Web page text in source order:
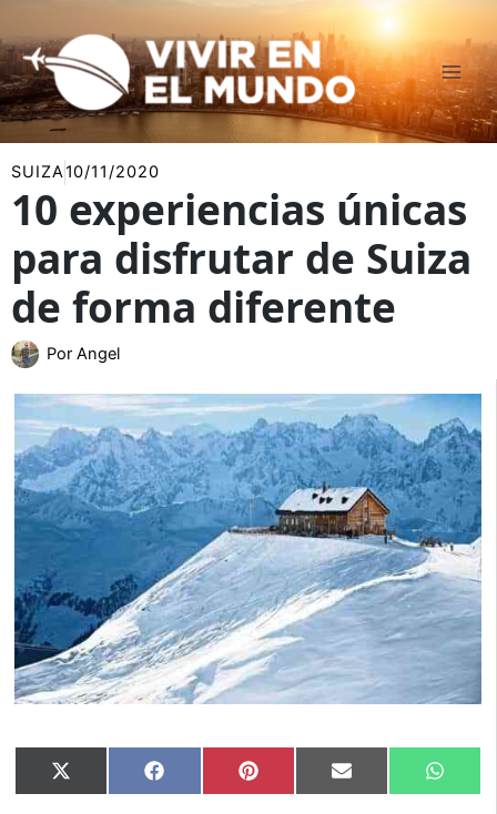
al
contenido
SUIZA10/11/2020
10 experiencias únicas
para disfrutar de Suiza
de forma diferente
Por Angel
Compartir
en
X
(Twitter)
Compartir
en
Facebook Compartir
en
Pinterest Compartir
en
Email
en